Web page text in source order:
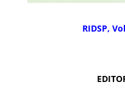
RIDSP, Vol